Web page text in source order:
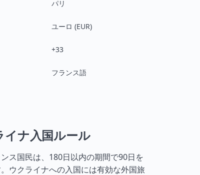
パリ
ユーロ (EUR)
+33
フランス語
ナ入国ルール
ス国民は、180日以内の期間で90日を
ウクライナへの入国には有効な外国旅